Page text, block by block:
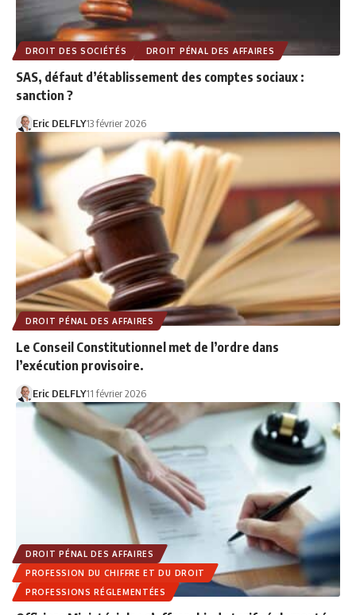
DROIT DES SOCIÉTÉS DROIT PÉNAL DES AFFAIRES
SAS, défaut d’établissement des comptes sociaux :
sanction ?
Eric DELFLY13 février 2026
DROIT PÉNAL DES AFFAIRES
Le Conseil Constitutionnel met de l’ordre dans
l’exécution provisoire.
Eric DELFLY11 février 2026
DROIT PÉNAL DES AFFAIRES
PROFESSION DU CHIFFRE ET DU DROIT
PROFESSIONS RÉGLEMENTÉES